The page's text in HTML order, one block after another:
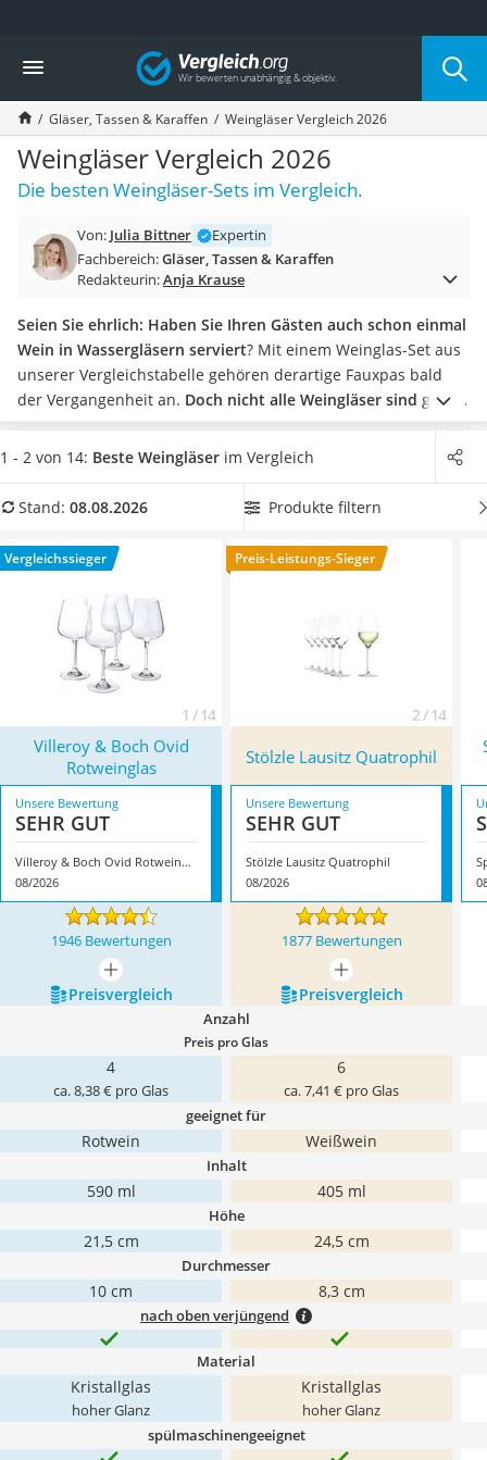
Die beliebtesten Vergleiche nach Kategorie
Haushalt
Wassersprudler
Zentralstaubsauger
Brotbackautomat
Wischroboter
Wäschespinne
Spülmaschinentabs
Akku-Staubsauger
AEG-Waschmaschine
Saug-Wisch-Roboter
Handstaubsauger
Milchaufschäumer
Kondenstrockner
Reiskocher
Tierhaarstaubsauger
Nespresso-Maschine
Messerschärfer
Vergleich
Gläser, Tassen & Karaffen Weingläser Vergleich 2026
Weingläser Vergleich 2026
Die besten Weingläser-Sets im Vergleich.
Von: Julia Bittner
Expertin
Fachbereich:Gläser, Tassen & Karaffen
Redakteurin:Anja Krause
Seien Sie ehrlich: Haben Sie Ihren Gästen auch schon einmal
Wein in Wassergläsern serviert? Mit einem Weinglas-Set aus
unserer Vergleichstabelle gehören derartige Fauxpas bald
der Vergangenheit an. Doch nicht alle Weingläser sind gleich :
Weißwein trinkt man eher aus schmalen, hohen Gläsern,
während Rotweingläser relativ groß und bauchig sind.
bruchsicheren Gläsern werben, sollten Sie auf einen
uns hier im August 2026 besonders das ModellVilleroy &
Boch Ovid Rotweinglas
mit seinen Eigenschaften.
1 - 2 von 14: Beste Weingläser im Vergleich
Stand: 08.08.2026 Produkte filtern
Vergleichssieger
1 / 14
Preis-Leistungs-Sieger
2 / 14
Villeroy & Boch Ovid
Rotweinglas
Stölzle Lausitz Quatrophil
Unsere Bewertung
SEHR GUT
Villeroy & Boch Ovid Rotweinglas
08/2026
Unsere Bewertung
SEHR GUT
Stölzle Lausitz Quatrophil
08/2026
1946 Bewertungen 1877 Bewertungen
mehr anzeigen
mehr anzeigen
Preis­vergleich
Preis­vergleich
Anzahl
Preis pro Glas
4
ca. 8,38 € pro Glas
6
ca. 7,41 € pro Glas
geeignet für
Rotwein Weißwein
Inhalt
590 ml 405 ml
Höhe
21,5 cm 24,5 cm
Durchmesser
10 cm 8,3 cm
nach oben verjüngend
Material
Kristallglas
hoher Glanz
Kristallglas
hoher Glanz
spülmaschinengeeignet